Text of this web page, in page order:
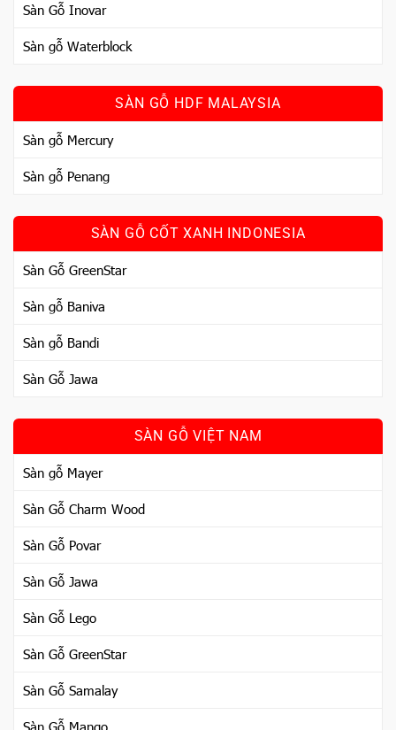
Sàn Gỗ Inovar
Sàn gỗ Waterblock
SÀN GỖ HDF MALAYSIA
Sàn gỗ Mercury
Sàn gỗ Penang
SÀN GỖ CỐT XANH INDONESIA
Sàn Gỗ GreenStar
Sàn gỗ Baniva
Sàn gỗ Bandi
Sàn Gỗ Jawa
SÀN GỖ VIỆT NAM
Sàn gỗ Mayer
Sàn Gỗ Charm Wood
Sàn Gỗ Povar
Sàn Gỗ Jawa
Sàn Gỗ Lego
Sàn Gỗ GreenStar
Sàn Gỗ Samalay